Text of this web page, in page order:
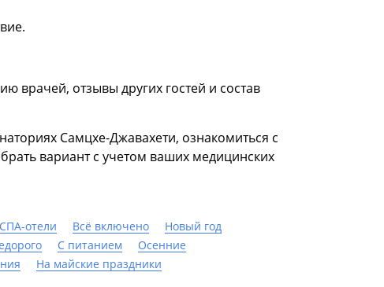
врачей, отзывы других гостей и состав
Самцхе-Джавахети, ознакомиться с
вариант с учетом ваших медицинских
СПА-отели Всё включено
Новый год
С питанием
Осенние
На майские праздники